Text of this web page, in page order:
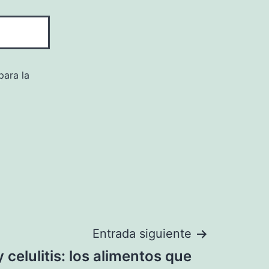
la
Entrada siguiente
celulitis: los alimentos que